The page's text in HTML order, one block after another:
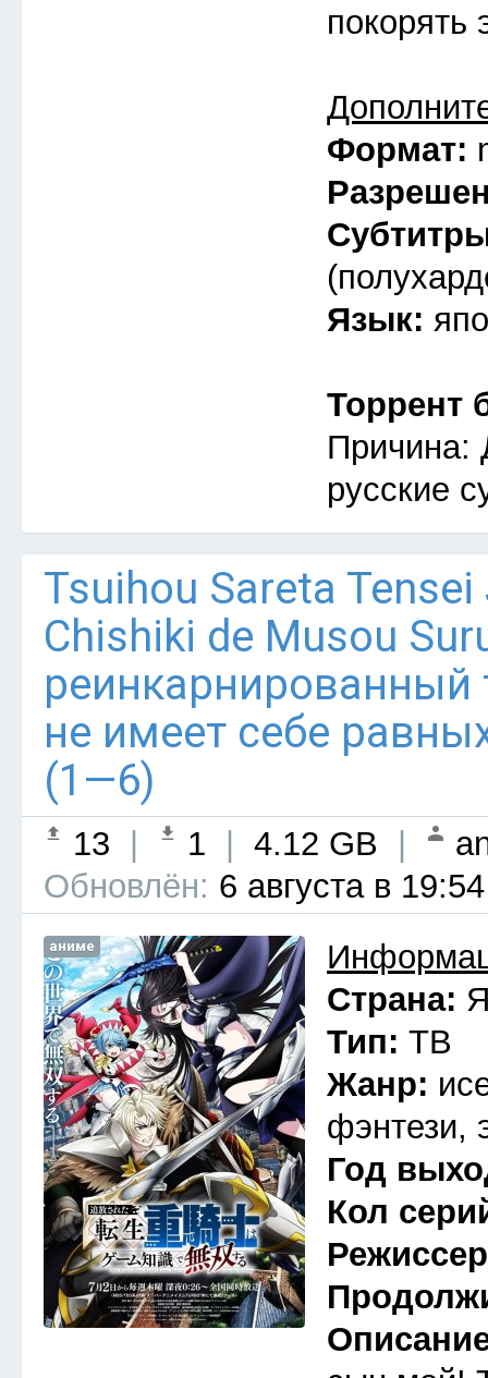
покорять
Формат:
Язык:
Торрент
Причина:
русские
Tsuihou Sareta
Chishiki de Musou
не имеет себе
(1—6)
13 1 4.12 GB
Обновлён: 6 августа в 19:54
аниме
Страна:
Тип: ТВ
Жанр:
фэнтези,
Год
Кол